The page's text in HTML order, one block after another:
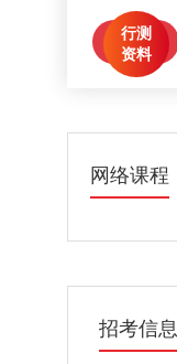
行测
资料
点击领取
网络课程
招考信息